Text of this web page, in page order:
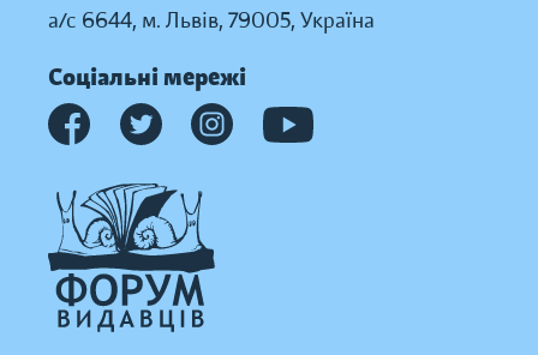
а/с 6644, м. Львів, 79005, Україна
Соціальні мережі